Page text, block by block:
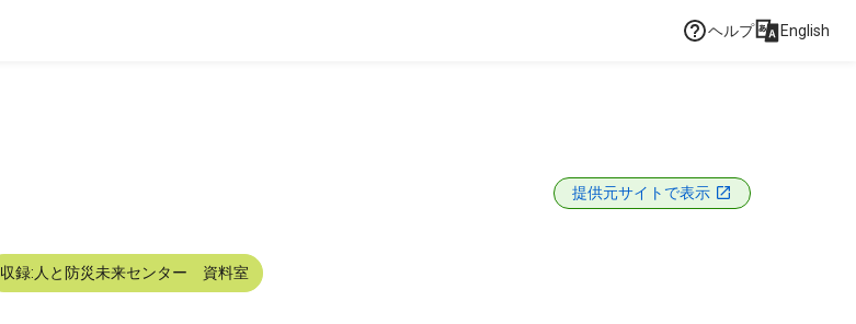
ヘルプ English
提供元サイトで表示
収録:人と防災未来センター 資料室